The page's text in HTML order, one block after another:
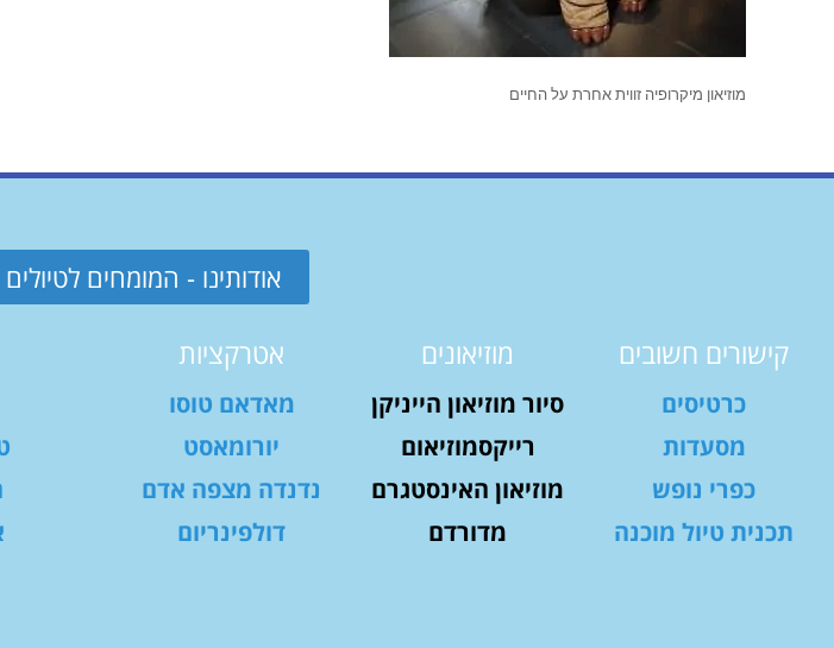
מוזיאון מיקרופיה זווית אחרת על החיים
אודותינו - המומחים לטיולים
קישורים חשובים
כרטיסים
מסעדות
כפרי נופש
תכנית טיול מוכנה
מוזיאונים
סיור מוזיאון הייניקן
רייקסמוזיאום
מוזיאון האינסטגרם
מדורדם
אטרקציות
מאדאם טוסו
יורומאסט
נדנדה מצפה אדם
דולפינריום